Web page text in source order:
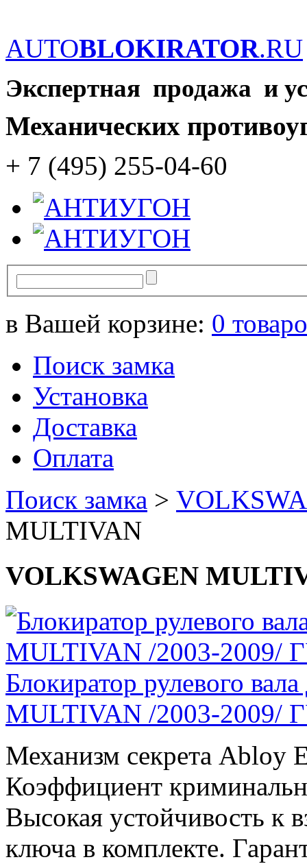
AUTOBLOKIRATOR.RU
Экспертная продажа и
Механических
+ 7 (495) 255-04-60
в Вашей корзине: 0
Поиск замка
Установка
Доставка
Оплата
Поиск замка >
MULTIVAN
VOLKSWAGEN
Блокиратор рулевого
MULTIVAN /2003-2009/
Механизм секрета Abloy
Коэффициент
Высокая устойчивость к
ключа в комплекте.